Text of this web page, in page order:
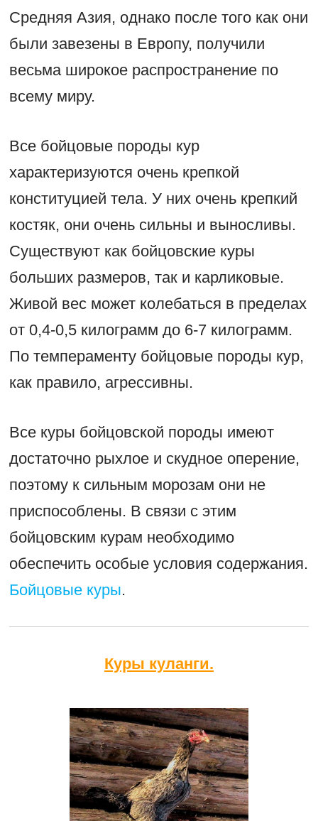
Средняя Азия, однако после того как они
были завезены в Европу, получили
весьма широкое распространение по
всему миру.
Все бойцовые породы кур
характеризуются очень крепкой
конституцией тела. У них очень крепкий
костяк, они очень сильны и выносливы.
Существуют как бойцовские куры
больших размеров, так и карликовые.
Живой вес может колебаться в пределах
от 0,4-0,5 килограмм до 6-7 килограмм.
По темпераменту бойцовые породы кур,
как правило, агрессивны.
Все куры бойцовской породы имеют
достаточно рыхлое и скудное оперение,
поэтому к сильным морозам они не
приспособлены. В связи с этим
бойцовским курам необходимо
обеспечить особые условия содержания.
Бойцовые куры.
Куры куланги.